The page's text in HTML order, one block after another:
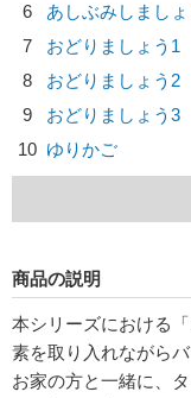
6
あしぶみしまし
7
おどりましょう1
8
おどりましょう2
9
おどりましょう3
10 ゆりかご
商品の説明
本シリーズにおける
素を取り入れながら
お家の方と一緒に、